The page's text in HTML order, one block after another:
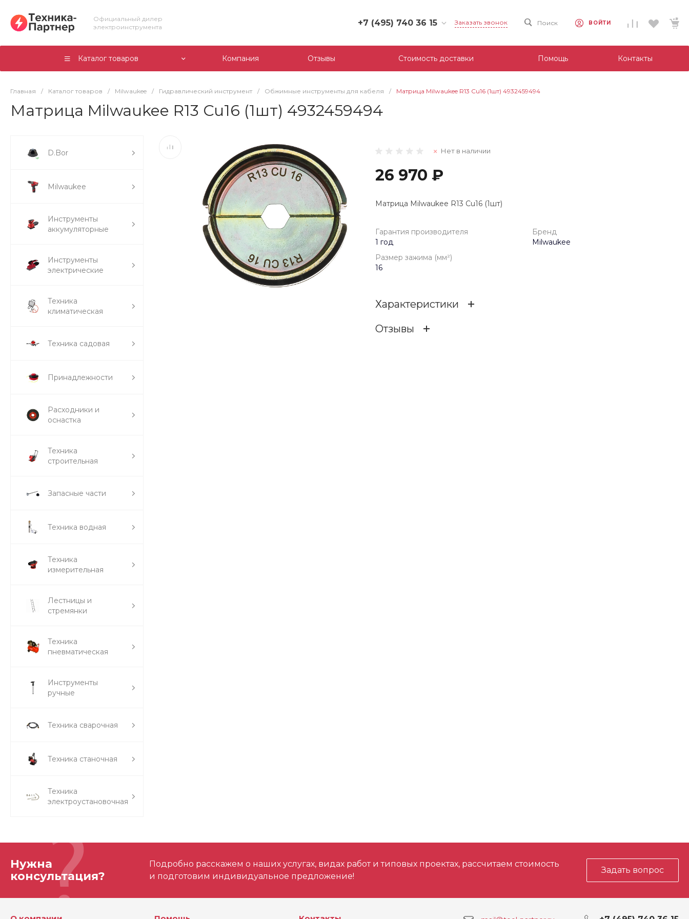
Официальный дилер
электроинструмента
+7 (495) 740 36 15
+7 (495) 740 36 15
г. Москва, Филевский
Заказать звонок Поиск ВОЙТИ
Каталог товаров Компания Отзывы Стоимость доставки Помощь Контакты
Главная / Каталог товаров / Milwaukee / Гидравлический инструмент / Обжимные инструменты для кабеля / Матрица Milwaukee R13 Cu16 (1шт) 4932459494
Матрица Milwaukee R13 Cu16 (1шт) 4932459494
D.Bor
Milwaukee
Инструменты
аккумуляторные
Инструменты
электрические
Техника
климатическая
Техника садовая
Принадлежности
Расходники и
оснастка
Техника
строительная
Запасные части
Техника водная
Техника
измерительная
Лестницы и
стремянки
Техника
пневматическая
Инструменты
ручные
Техника сварочная
Техника станочная
Техника
электроустановочная
Нет в наличии
26 970 ₽
Матрица Milwaukee R13 Cu16 (1шт)
Гарантия производителя
1 год
Бренд
Milwaukee
Размер зажима (мм²)
16
Характеристики
Отзывы
Нужна
консультация?
Подробно расскажем о наших услугах, видах работ и типовых проектах, рассчитаем стоимость
и подготовим индивидуальное предложение!
Задать вопрос